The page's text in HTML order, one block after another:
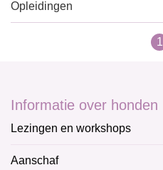
Opleidingen
1
Informatie over honden
Lezingen en workshops
Aanschaf